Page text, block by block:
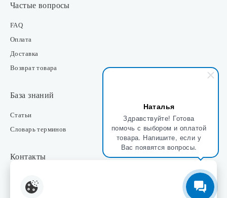
Наталья
Здравствуйте! Готова
помочь с выбором и оплатой
товара. Напишите, если у
Вас появятся вопросы.
Частые вопросы
FAQ
Оплата
Доставка
Возврат товара
База знаний
Статьи
Словарь терминов
Контакты
Интернет-магазин